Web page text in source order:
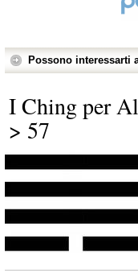
Possono interessarti
I Ching per
> 57